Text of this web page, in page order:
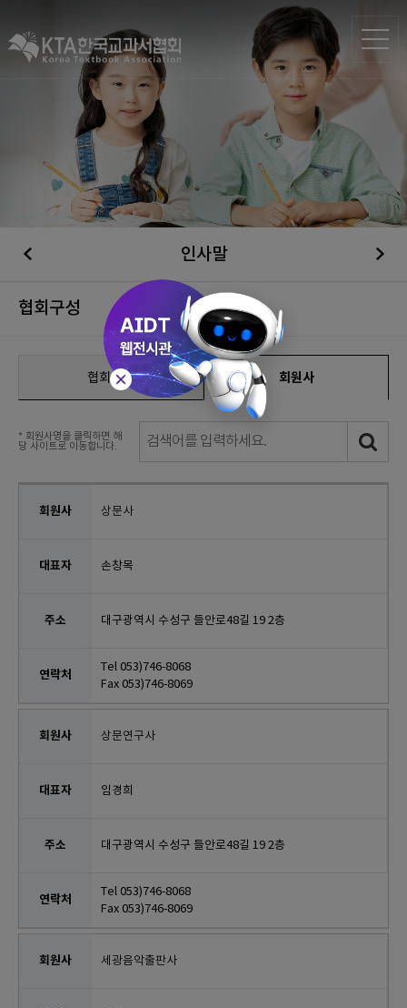
인사말
협회구성
협회구성 회원사
* 회원사명을 클릭하면 해
당 사이트로 이동합니다.
상문사
손창목
대구광역시 수성구 들안로48길 19 2층
Tel 053)746-8068
Fax 053)746-8069
상문연구사
임경희
대구광역시 수성구 들안로48길 19 2층
Tel 053)746-8068
Fax 053)746-8069
세광음악출판사